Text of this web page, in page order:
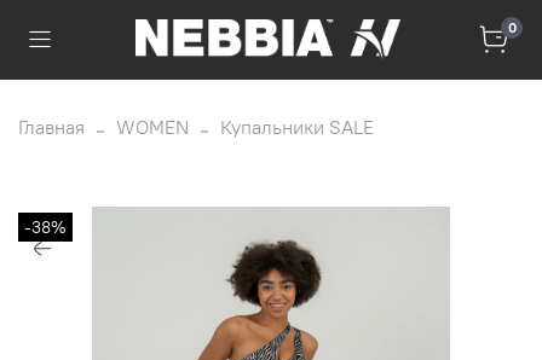
0
Главная WOMEN Купальники SALE
-38%